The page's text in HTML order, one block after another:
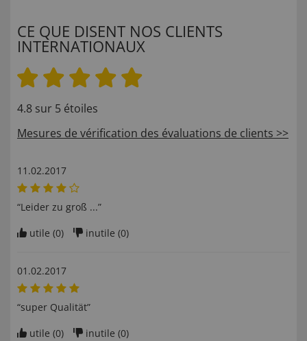
CE QUE DISENT NOS CLIENTS
INTERNATIONAUX
4.8 sur 5 étoiles
Mesures de vérification des évaluations de clients >>
11.02.2017
“Leider zu groß ...”
utile (0) inutile (0)
01.02.2017
“super Qualität”
utile (0) inutile (0)